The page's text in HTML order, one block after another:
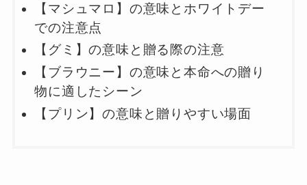
【マシュマロ】の意味とホワイトデー
での注意点
【グミ】の意味と贈る際の注意
【ブラウニー】の意味と本命への贈り
物に適したシーン
【プリン】の意味と贈りやすい場面